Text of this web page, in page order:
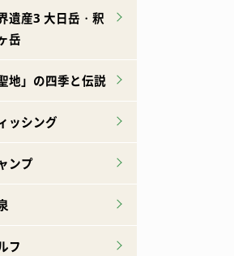
遺産3 大日岳・釈
岳
聖地」の四季と伝説
ッシング
ンプ
フ